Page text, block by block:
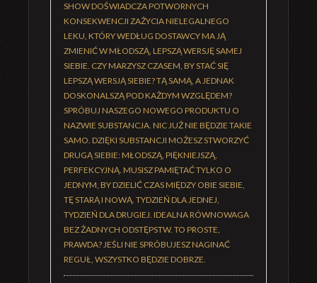
SHOW DOŚWIADCZA POTWORNYCH
KONSEKWENCJI ZAŻYCIA NIELEGALNEGO
LEKU, KTÓRY WEDŁUG DOSTAWCY MA JĄ
ZMIENIĆ W MŁODSZĄ, LEPSZĄ WERSJĘ SAMEJ
SIEBIE. CZY MARZYSZ CZASEM, BY STAĆ SIĘ
LEPSZĄ WERSJĄ SIEBIE? TĄ SAMĄ, A JEDNAK
DOSKONALSZĄ POD KAŻDYM WZGLĘDEM?
SPRÓBUJ NASZEGO NOWEGO PRODUKTU O
NAZWIE SUBSTANCJA. NIC JUŻ NIE BĘDZIE TAKIE
SAMO. DZIĘKI SUBSTANCJI MOŻESZ STWORZYĆ
DRUGĄ SIEBIE: MŁODSZĄ, PIĘKNIEJSZĄ,
PERFEKCYJNĄ. MUSISZ PAMIĘTAĆ TYLKO O
JEDNYM, BY DZIELIĆ CZAS MIĘDZY OBIE SIEBIE,
TĘ STARĄ I NOWĄ. TYDZIEŃ DLA JEDNEJ,
TYDZIEŃ DLA DRUGIEJ. IDEALNA RÓWNOWAGA
BEZ ŻADNYCH ODSTĘPSTW. TO PROSTE,
PRAWDA? JEŚLI NIE SPRÓBUJESZ NAGINAĆ
REGUŁ, WSZYSTKO BĘDZIE DOBRZE.